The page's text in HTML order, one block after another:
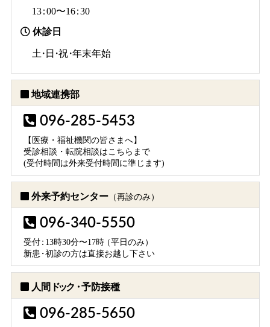
13：00〜16：30
休診日
土・日・祝・年末年始
地域連携部
096-285-5453
【医療・福祉機関の皆さまへ】
受診相談・転院相談はこちらまで
(受付時間は外来受付時間に準じます)
外来予約センター（再診のみ）
096-340-5550
受付： 13時30分〜17時（平日のみ）
新患・初診の方は直接お越し下さい
人間 ドック・予防接種
096-285-5650